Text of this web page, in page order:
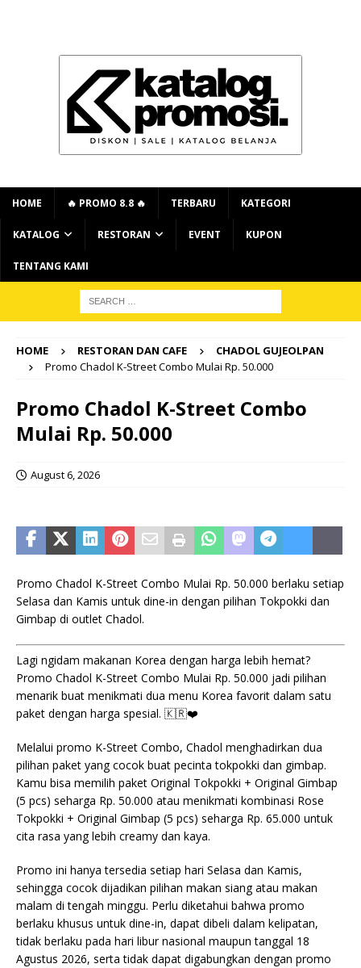
HOME 🔥 PROMO 8.8 🔥 TERBARU KATEGORI
KATALOG RESTORAN EVENT KUPON
TENTANG KAMI
HOME RESTORAN DAN CAFE
CHADOL GUJEOLPAN
Promo Chadol K-Street Combo Mulai Rp. 50.000
Promo Chadol K-Street Combo
Mulai Rp. 50.000
August 6, 2026
Promo Chadol K-Street Combo Mulai Rp. 50.000 berlaku setiap
Selasa dan Kamis untuk dine-in dengan pilihan Tokpokki dan
Gimbap di outlet Chadol.
Lagi ngidam makanan Korea dengan harga lebih hemat?
Promo Chadol K-Street Combo Mulai Rp. 50.000 jadi pilihan
menarik buat menikmati dua menu Korea favorit dalam satu
paket dengan harga spesial. 🇰🇷❤️
Melalui promo K-Street Combo, Chadol menghadirkan dua
pilihan paket yang cocok buat pecinta tokpokki dan gimbap.
Kamu bisa memilih paket Original Tokpokki + Original Gimbap
(5 pcs) seharga Rp. 50.000 atau menikmati kombinasi Rose
Tokpokki + Original Gimbap (5 pcs) seharga Rp. 65.000 untuk
cita rasa yang lebih creamy dan kaya.
Promo ini hanya tersedia setiap hari Selasa dan Kamis,
sehingga cocok dijadikan pilihan makan siang atau makan
malam di tengah minggu. Perlu diketahui bahwa promo
berlaku khusus untuk dine-in, dapat dibeli dalam kelipatan,
tidak berlaku pada hari libur nasional maupun tanggal 18
Agustus 2026, serta tidak dapat digabungkan dengan promo